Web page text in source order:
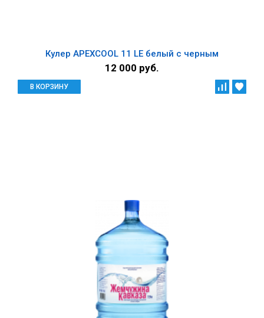
Кулер APEXCOOL 11 LЕ белый с черным
12 000 руб.
В КОРЗИНУ